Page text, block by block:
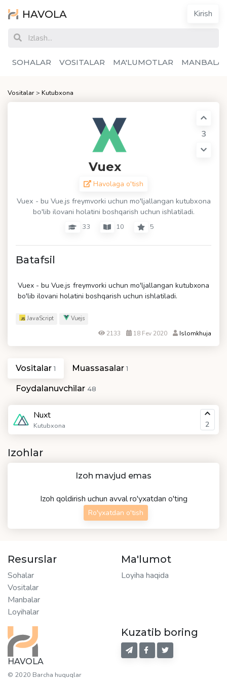
HAVOLA Kirish
SOHALAR VOSITALAR MA'LUMOTLAR
Vositalar> Kutubxona
Vuex
Havolaga o'tish
Vuex - bu Vue.js freymvorki uchun mo'ljallangan kutubxona
bo'lib ilovani holatini boshqarish uchun ishlatiladi.
33 10 5
3
Batafsil
Vuex - bu Vue.js freymvorki uchun mo'ljallangan kutubxona
bo'lib ilovani holatini boshqarish uchun ishlatiladi.
JavaScript Vuejs
2133 18 Fev 2020 Islomkhuja
Vositalar1 Muassasalar1
Foydalanuvchilar 48
Nuxt
Kutubxona 2
Izohlar
Izoh mavjud emas
Izoh qoldirish uchun avval ro'yxatdan o'ting
Ro'yxatdan o'tish
HAVOLA
© 2020 Barcha huquqlar
Resurslar
Sohalar
Vositalar
Manbalar
Loyihalar
Ma'lumot
Loyiha haqida
Kuzatib boring